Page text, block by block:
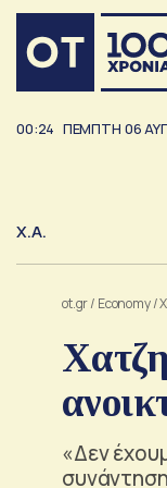
00:24 ΠΕΜΠΤΗ 06
Χ.Α.
ot.gr/ Economy/
«Δεν